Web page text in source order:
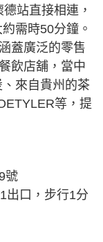
站直接相連，
需時50分鐘。
蓋廣泛的零售
飲店舖，當中
來自貴州的茶
等，提
號
出口，步行1分